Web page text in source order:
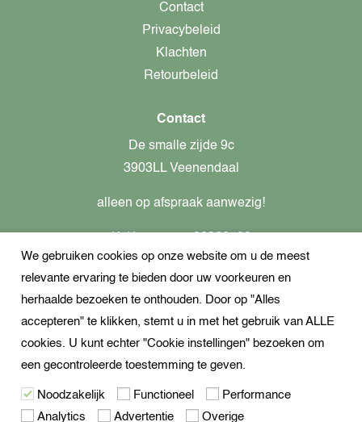
Contact
Privacybeleid
Klachten
Retourbeleid
Contact
De smalle zijde 9c
3903LL Veenendaal
alleen op afspraak aanwezig!
Btw-nummer: nl862437301B01
+31621944547
Open Whatsapp
info@dekampeerspecialist.nl
Volg ons
We gebruiken cookies op onze website om u de meest
relevante ervaring te bieden door uw voorkeuren en
herhaalde bezoeken te onthouden. Door op "Alles
accepteren" te klikken, stemt u in met het gebruik van ALLE
cookies. U kunt echter "Cookie instellingen" bezoeken om
een gecontroleerde toestemming te geven.
Noodzakelijk Functioneel
Performance
Analytics
Advertentie Overige